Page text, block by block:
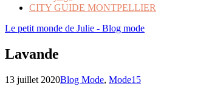
CITY GUIDE MONTPELLIER
Le petit monde de Julie - Blog mode
Lavande
13 juillet 2020Blog Mode, Mode15